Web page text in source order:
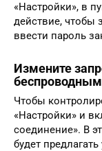
«Настройки», в
действие, чтобы
ввести пароль
Измените
Чтобы
«Настройки» и
соединение». В
будет